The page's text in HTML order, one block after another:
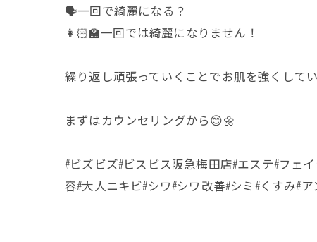
🗣️一回で綺麗になる？
👩🏻‍🏫一回では綺麗になりません！
繰り返し頑張っていくことでお肌を強くして
まずはカウンセリングから😊🌼
#ビズビズ#ビスビス阪急梅田店#エステ#フェ
容#大人ニキビ#シワ#シワ改善#シミ#くすみ#